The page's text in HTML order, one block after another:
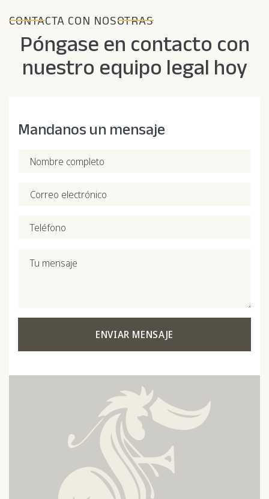
CONTACTA CON NOSOTRAS
Póngase en contacto con
nuestro equipo legal hoy
Mandanos un mensaje
Nombre completo
Correo electrónico
Teléfono
Tu mensaje
ENVIAR MENSAJE